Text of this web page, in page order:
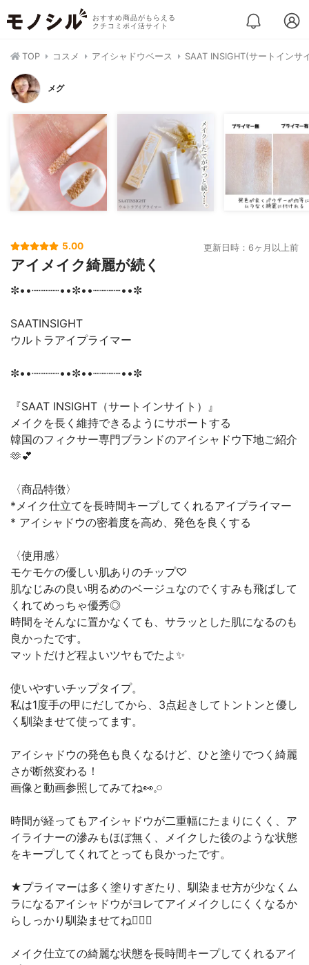
おすすめ商品がもらえる
クチコミポイ活サイト
TOP コスメ アイシャドウベース SAAT INSIGHT(サートインサ
メグ
5.00 更新日時：6ヶ月以上前
アイメイク綺麗が続く
✼••┈┈┈┈••✼••┈┈┈┈••✼
SAATINSIGHT
ウルトラアイプライマー
✼••┈┈┈┈••✼••┈┈┈┈••✼
『SAAT INSIGHT（サートインサイト）』
メイクを長く維持できるようにサポートする
韓国のフィクサー専門ブランドのアイシャドウ下地ご紹介
🫶💕
〈商品特徴〉
*メイク仕立てを長時間キープしてくれるアイプライマー
* アイシャドウの密着度を高め、発色を良くする
〈使用感〉
モケモケの優しい肌ありのチップ♡
肌なじみの良い明るめのベージュなのでくすみも飛ばして
くれてめっちゃ優秀◎
時間をそんなに置かなくても、サラッとした肌になるのも
良かったです。
マットだけど程よいツヤもでたよ✨
使いやすいチップタイプ。
私は1度手の甲にだしてから、3点起きしてトントンと優し
く馴染ませて使ってます。
アイシャドウの発色も良くなるけど、ひと塗りでつく綺麗
さが断然変わる！
画像と動画参照してみてね👀𓈒𓏸
時間が経ってもアイシャドウが二重幅にたまりにくく、ア
イライナーの滲みもほぼ無く、メイクした後のような状態
をキープしてくれてとっても良かったです︎。
★プライマーは多く塗りすぎたり、馴染ませ方が少なくム
ラになるアイシャドウがヨレてアイメイクしにくくなるか
らしっかり馴染ませてね✊🏻💕
メイク仕立ての綺麗な状態を長時間キープしてくれるアイ